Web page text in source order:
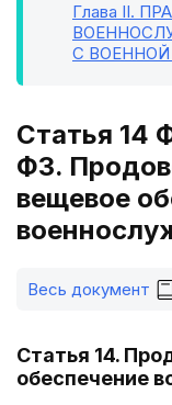
Глава II.
С
Статья 14
ФЗ.
вещевое
Весь документ
Статья 14.
обеспечение